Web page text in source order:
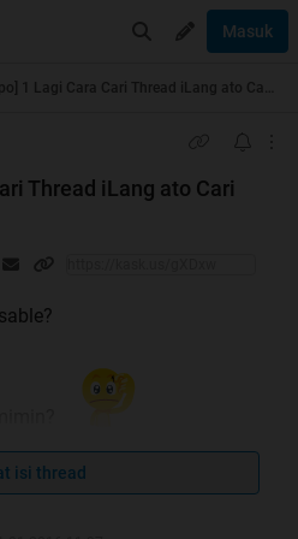
Masuk
Thread iLang ato Cari
isi thread